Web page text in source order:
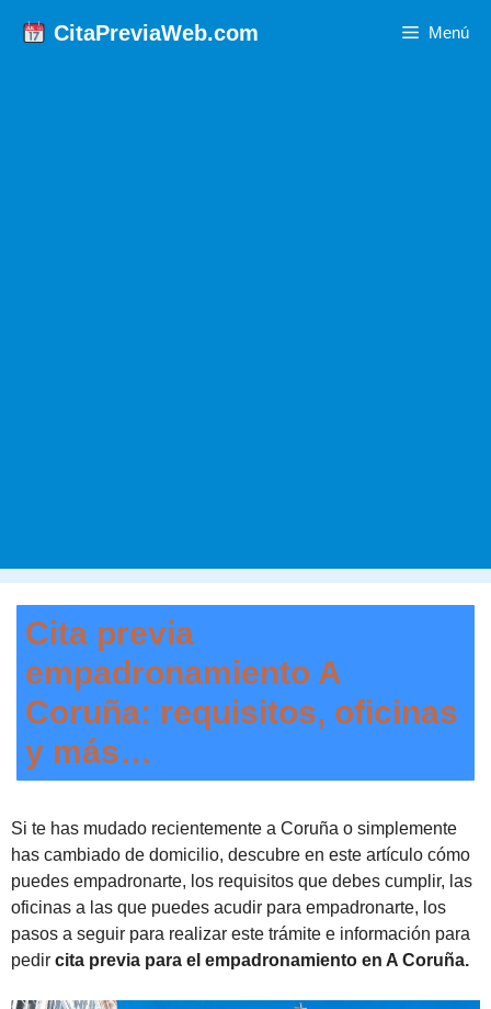
CitaPreviaWeb.com Menú
Cita previa
empadronamiento A
Coruña: requisitos, oficinas
y más…
Si te has mudado recientemente a Coruña o simplemente
has cambiado de domicilio, descubre en este artículo cómo
puedes empadronarte, los requisitos que debes cumplir, las
oficinas a las que puedes acudir para empadronarte, los
pasos a seguir para realizar este trámite e información para
pedir cita previa para el empadronamiento en A Coruña.